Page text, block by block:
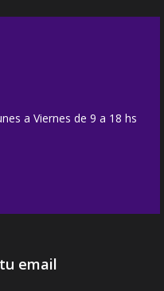
a Viernes de 9 a 18 hs
email